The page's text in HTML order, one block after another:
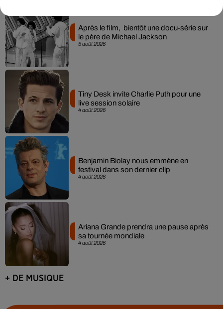
5 août 2026
Après le film, bientôt une docu-série sur
le père de Michael Jackson
4 août 2026
Tiny Desk invite Charlie Puth pour une
live session solaire
4 août 2026
Benjamin Biolay nous emmène en
festival dans son dernier clip
4 août 2026
Ariana Grande prendra une pause après
sa tournée mondiale
+ DE MUSIQUE